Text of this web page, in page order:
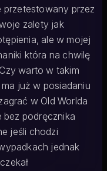
przez
zalety jak
ale w mojej
która na chwilę
warto w takim
już w posiadaniu
w Old Worlda
bez podręcznika
jeśli chodzi
jednak